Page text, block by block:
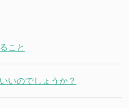
こと
いのでしょうか？